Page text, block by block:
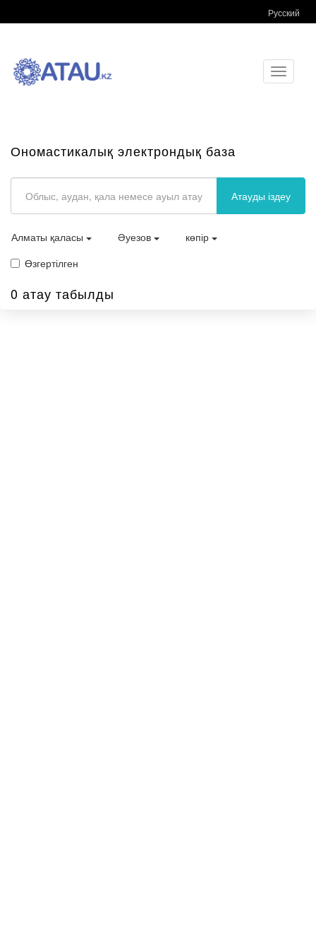
Русский
Toggle
Ономастикалық электрондық база
Атауды іздеу
Алматы қаласы Әуезов
көпір
Өзгертілген
0 атау табылды